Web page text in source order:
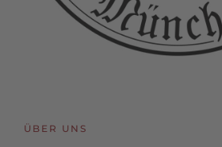
ÜBER UNS